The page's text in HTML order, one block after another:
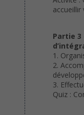
Partie 3
1.
2.
3.
Quiz :